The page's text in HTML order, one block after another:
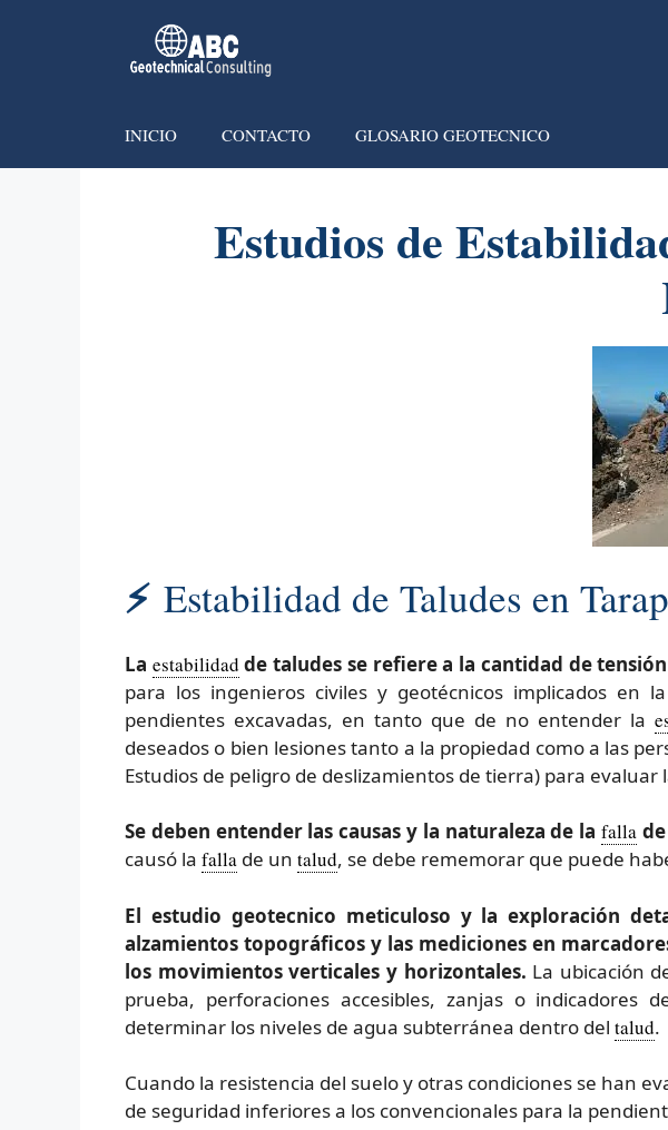
INICIO CONTACTO GLOSARIO GEOTECNICO
Estudios de
⚡ Estabilidad de Taludes en
La estabilidad de taludes se refiere a la cantidad de
para los ingenieros civiles y geotécnicos implicados en
pendientes excavadas, en tanto que de no entender la
deseados o bien lesiones tanto a la propiedad como a las
Estudios de peligro de deslizamientos de tierra) para
Se deben entender las causas y la naturaleza de la falla
causó la falla de un talud, se debe rememorar que puede
El estudio geotecnico meticuloso y la exploración
alzamientos topográficos y las mediciones en
los movimientos verticales y horizontales. La ubicación
prueba, perforaciones accesibles, zanjas o indicadores
determinar los niveles de agua subterránea dentro del talud.
Cuando la resistencia del suelo y otras condiciones se han
de seguridad inferiores a los convencionales para la